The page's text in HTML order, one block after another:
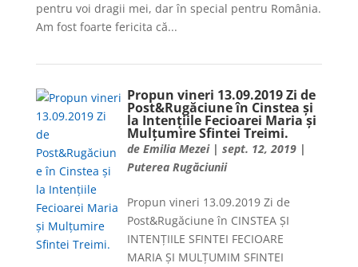
pentru voi dragii mei, dar în special pentru România.
Am fost foarte fericita că...
Propun vineri 13.09.2019 Zi de
Post&Rugăciune în Cinstea și
la Intențiile Fecioarei Maria și
Mulțumire Sfintei Treimi.
deEmilia Mezei|sept. 12, 2019 |
Puterea Rugăciunii
Propun vineri 13.09.2019 Zi de
Post&Rugăciune în CINSTEA ȘI
INTENȚIILE SFINTEI FECIOARE
MARIA ȘI MULȚUMIM SFINTEI